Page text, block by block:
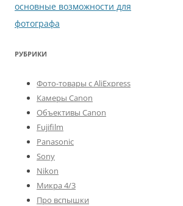
по
записям
основные возможности для
фотографа
РУБРИКИ
Фото-товары с AliExpress
Камеры Canon
Объективы Canon
Fujifilm
Panasonic
Sony
Nikon
Микра 4/3
Про вспышки